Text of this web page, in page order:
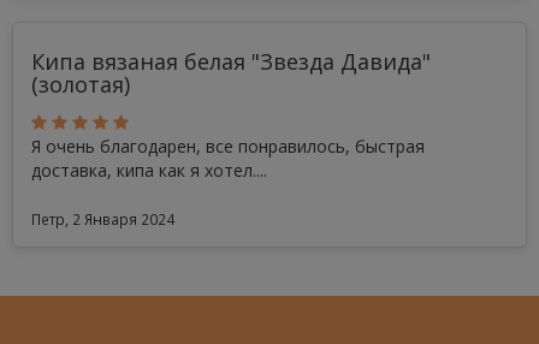
Кипа вязаная белая "Звезда Давида"
(золотая)
Я очень благодарен, все понравилось, быстрая
доставка, кипа как я хотел....
Петр, 2 Января 2024